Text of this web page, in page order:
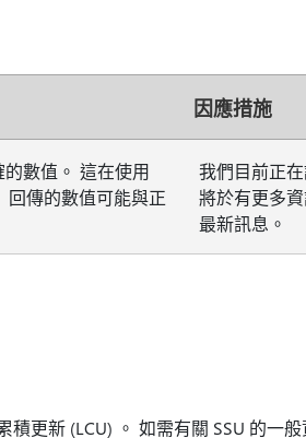
因應措施
數值。 這在使用
回傳的數值可能與正
我們目前正
將於有更多
最新訊息。
更新 (LCU) 。 如需有關 SSU 的一